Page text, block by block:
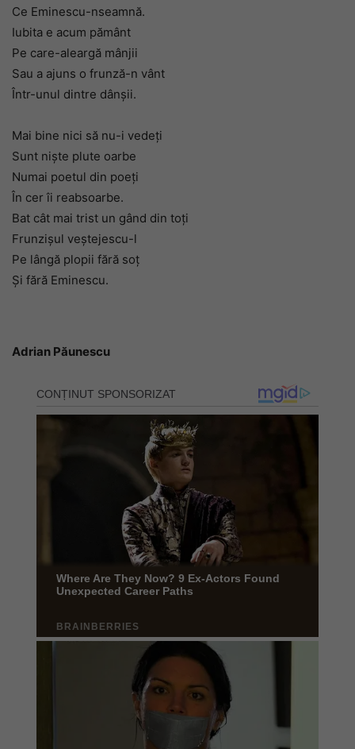
Ce Eminescu-nseamnă.
Iubita e acum pământ
Pe care-aleargă mânjii
Sau a ajuns o frunză-n vânt
Într-unul dintre dânşii.
Mai bine nici să nu-i vedeţi
Sunt nişte plute oarbe
Numai poetul din poeţi
În cer îi reabsoarbe.
Bat cât mai trist un gând din toţi
Frunzişul veştejescu-l
Pe lângă plopii fără soţ
Şi fără Eminescu.
Adrian Păunescu